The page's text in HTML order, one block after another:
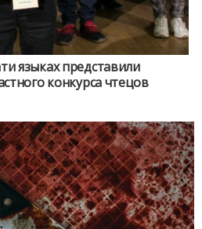
языках представили
конкурса чтецов